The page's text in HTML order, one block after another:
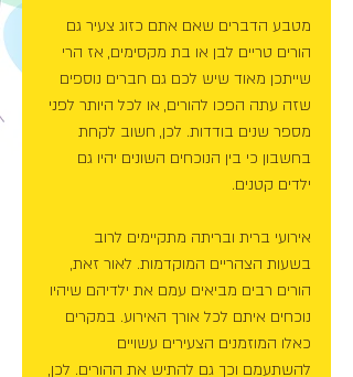
מטבע הדברים שאם אתם כזוג צעיר גם
הורים טריים לבן או בת מקסימים, אז הרי
שייתכן מאוד שיש לכם גם חברים נוספים
שזה עתה הפכו להורים, או לכל היותר לפני
מספר שנים בודדות. לכן, חשוב לקחת
בחשבון כי בין הנוכחים השונים יהיו גם
ילדים קטנים.
אירועי ברית ובריתה מתקיימים לרוב
בשעות הצהריים המוקדמות. לאור זאת,
הורים רבים מביאים עמם את ילדיהם שיהיו
נוכחים איתם לכל אורך האירוע. במקרים
כאלו המוזמנים הצעירים עשויים
להשתעמם וכך גם להתיש את ההורים. לכן,